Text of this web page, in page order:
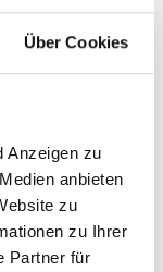
Über Cookies
Anzeigen zu
anbieten
zu
zu Ihrer
Partner für